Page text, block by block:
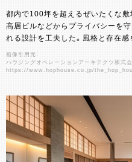
都内で100坪を超えるぜいたくな
高層ビルなどからプライバシーを
れる設計を工夫した。風格と存在
画像引用元：
ハウジングオペレーションアーキテクツ株式
https://www.hophouse.co.jp/